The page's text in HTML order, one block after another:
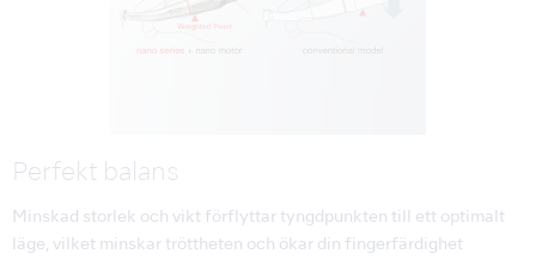
Perfekt balans
Minskad storlek och vikt förflyttar tyngdpunkten till ett optimalt
läge, vilket minskar tröttheten och ökar din fingerfärdighet